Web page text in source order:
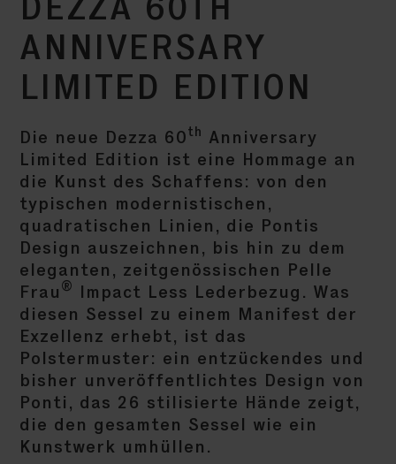
DEZZA 60TH
ANNIVERSARY
LIMITED EDITION
Die neue Dezza 60 th
Anniversary
Limited Edition ist eine Hommage an
die Kunst des Schaffens: von den
typischen modernistischen,
quadratischen Linien, die Pontis
Design auszeichnen, bis hin zu dem
eleganten, zeitgenössischen Pelle
Frau ®
Impact Less Lederbezug. Was
diesen Sessel zu einem Manifest der
Exzellenz erhebt, ist das
Polstermuster: ein entzückendes und
bisher unveröffentlichtes Design von
Ponti, das 26 stilisierte Hände zeigt,
die den gesamten Sessel wie ein
Kunstwerk umhüllen.